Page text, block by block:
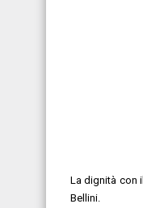
La dignità con
Bellini.